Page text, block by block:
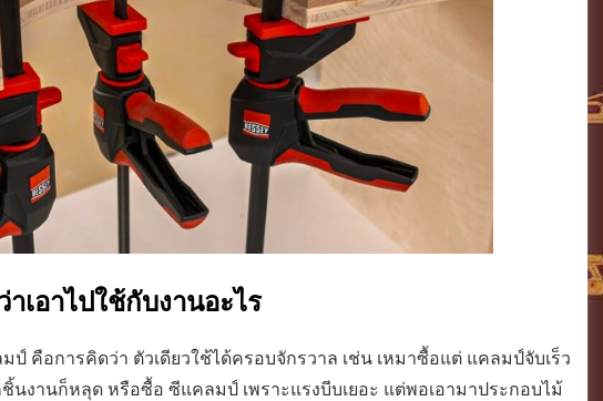
เอาไปใช้กับงานอะไร
คือการคิดว่า ตัวเดียวใช้ได้ครอบจักรวาล เช่น เหมาซื้อแต่ แคลมป์จับเร็ว
นงานก็หลุด หรือซื้อ ซีแคลมป์ เพราะแรงบีบเยอะ แต่พอเอามาประกอบไม้